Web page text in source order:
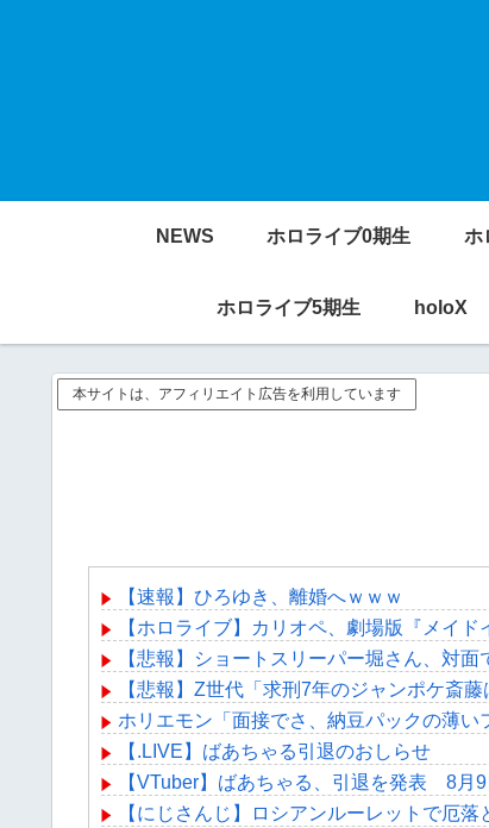
NEWS ホロライブ0期生 ホ
ホロライブ5期生 holoX
本サイトは、アフィリエイト広告を利用しています
【速報】ひろゆき、離婚へｗｗｗ
【ホロライブ】カリオペ、劇場版『メイ
【悲報】ショートスリーパー堀さん、対
【悲報】Z世代「求刑7年のジャンポケ斎
ホリエモン「面接でさ、納豆パックの薄
【.LIVE】ばあちゃる引退のおしらせ
【VTuber】ばあちゃる、引退を発表 8月
【にじさんじ】ロシアンルーレットで厄